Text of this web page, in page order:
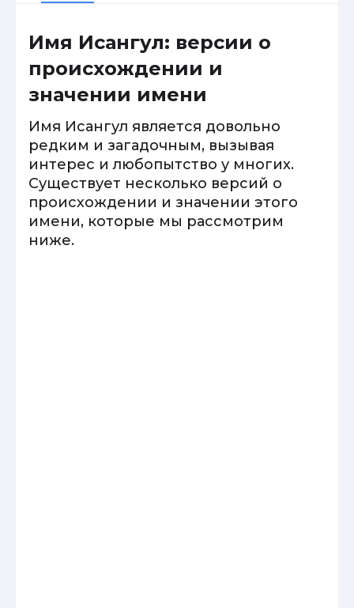
Имя Исангул: версии о
происхождении и
значении имени
Имя Исангул является довольно
редким и загадочным, вызывая
интерес и любопытство у многих.
Существует несколько версий о
происхождении и значении этого
имени, которые мы рассмотрим
ниже.